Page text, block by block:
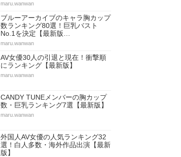
maru.wanwan
ブルーアーカイブのキャラ胸カップ
数ランキング80選！巨乳バスト
No.1を決定【最新版…
maru.wanwan
AV女優30人の引退と現在！衝撃順
にランキング【最新版】
maru.wanwan
CANDY TUNEメンバーの胸カップ
数・巨乳ランキング7選【最新版】
maru.wanwan
外国人AV女優の人気ランキング32
選！白人多数・海外作品出演【最新
版】